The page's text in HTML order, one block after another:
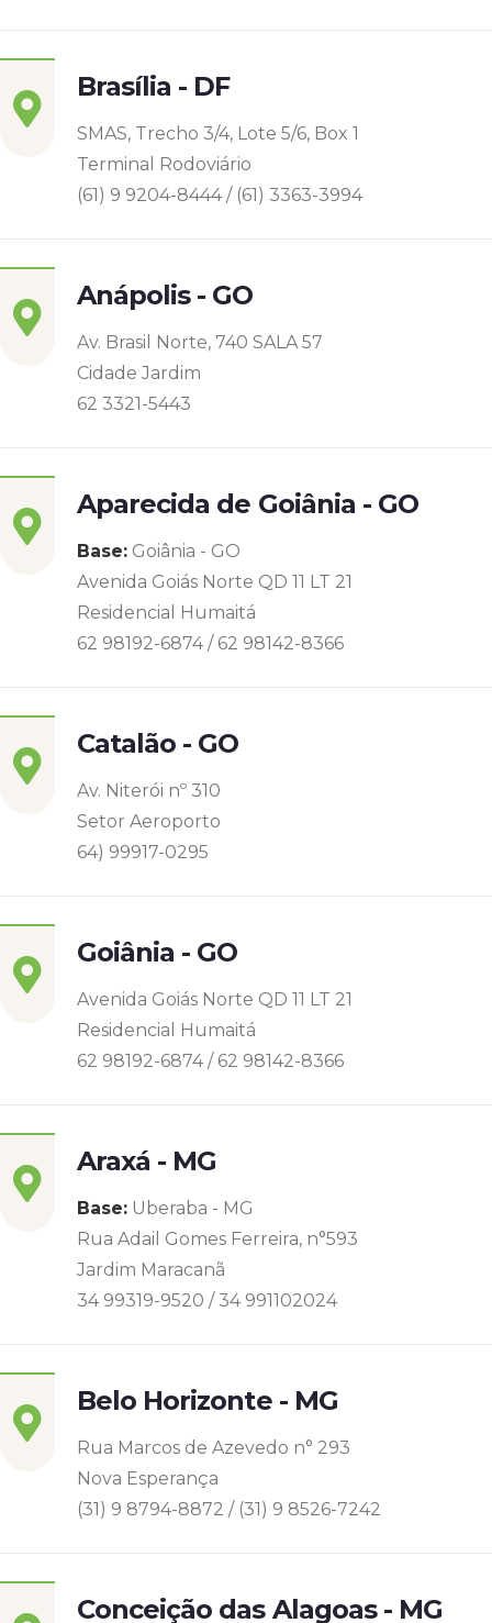
Brasília - DF
SMAS, Trecho 3/4, Lote 5/6, Box 1
Terminal Rodoviário
(61) 9 9204-8444 / (61) 3363-3994
Anápolis - GO
Av. Brasil Norte, 740 SALA 57
Cidade Jardim
62 3321-5443
Aparecida de Goiânia - GO
Base: Goiânia - GO
Avenida Goiás Norte QD 11 LT 21
Residencial Humaitá
62 98192-6874 / 62 98142-8366
Catalão - GO
Av. Niterói nº 310
Setor Aeroporto
64) 99917-0295
Goiânia - GO
Avenida Goiás Norte QD 11 LT 21
Residencial Humaitá
62 98192-6874 / 62 98142-8366
Araxá - MG
Base: Uberaba - MG
Rua Adail Gomes Ferreira, n°593
Jardim Maracanã
34 99319-9520 / 34 991102024
Belo Horizonte - MG
Rua Marcos de Azevedo n° 293
Nova Esperança
(31) 9 8794-8872 / (31) 9 8526-7242
Conceição das Alagoas - MG